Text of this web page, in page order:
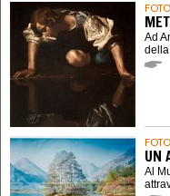
FOTO
Ad
FOTO
UN
Al